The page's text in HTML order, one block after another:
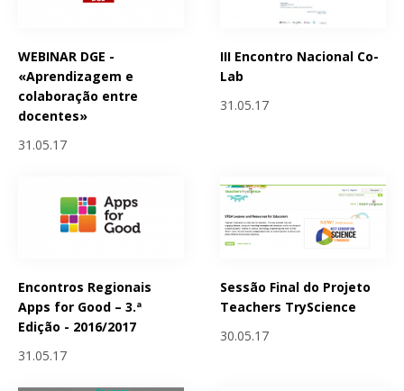
WEBINAR DGE -
«Aprendizagem e
colaboração entre
docentes»
31.05.17
III Encontro Nacional Co-
Lab
31.05.17
Encontros Regionais
Apps for Good – 3.ª
Edição - 2016/2017
31.05.17
Sessão Final do Projeto
Teachers TryScience
30.05.17